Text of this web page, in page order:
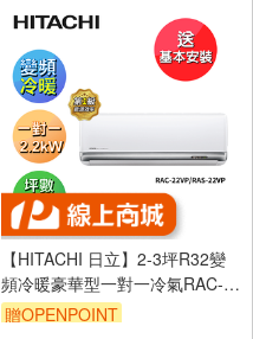
滿額折$500
【HITACHI 日立】2-3坪R32變
頻冷暖豪華型一對一冷氣RAC-
22VP/RAS-22VP
贈OPENPOINT